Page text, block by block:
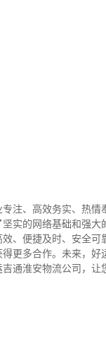
注、高效务实、热情
实的网络基础和强大
、便捷及时、安全可
更多合作。 未来，好
通淮安物流公司，让